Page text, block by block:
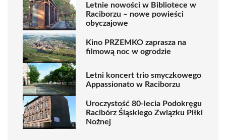
Letnie nowości w Bibliotece w
Raciborzu – nowe powieści
obyczajowe
Kino PRZEMKO zaprasza na
filmową noc w ogrodzie
Letni koncert trio smyczkowego
Appassionato w Raciborzu
Uroczystość 80-lecia Podokręgu
Racibórz Śląskiego Związku Piłki
Nożnej